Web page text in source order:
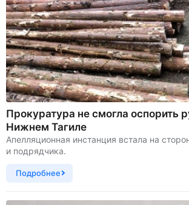
Прокуратура не смогла оспорить
Нижнем Тагиле
Апелляционная инстанция встала на
и подрядчика.
Подробнее